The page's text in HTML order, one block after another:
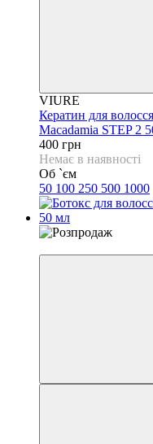
VIURE
Кератин для
Macadamia STEP 2
400 грн
Немає в наявності
Об `єм
50 100 250 500 1000